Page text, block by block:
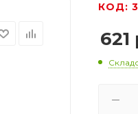
КОД:
621